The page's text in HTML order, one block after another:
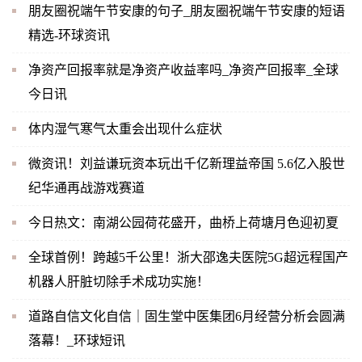
朋友圈祝端午节安康的句子_朋友圈祝端午节安康的短语
精选-环球资讯
净资产回报率就是净资产收益率吗_净资产回报率_全球
今日讯
体内湿气寒气太重会出现什么症状
微资讯！刘益谦玩资本玩出千亿新理益帝国 5.6亿入股世
纪华通再战游戏赛道
今日热文：南湖公园荷花盛开，曲桥上荷塘月色迎初夏
全球首例！跨越5千公里！浙大邵逸夫医院5G超远程国产
机器人肝脏切除手术成功实施！
道路自信文化自信｜固生堂中医集团6月经营分析会圆满
落幕！_环球短讯